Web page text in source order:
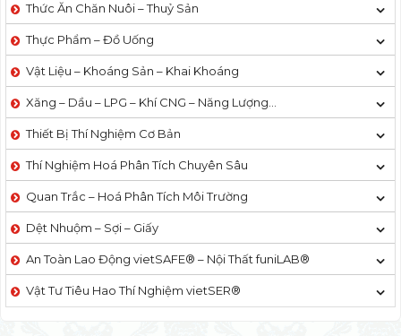
Thức Ăn Chăn Nuôi – Thuỷ Sản
Thực Phẩm – Đồ Uống
Vật Liệu – Khoáng Sản – Khai Khoáng
Xăng – Dầu – LPG – Khí CNG – Năng Lượng…
Thiết Bị Thí Nghiệm Cơ Bản
Thí Nghiệm Hoá Phân Tích Chuyên Sâu
Quan Trắc – Hoá Phân Tích Môi Trường
Dệt Nhuộm – Sợi – Giấy
An Toàn Lao Động vietSAFE® – Nội Thất funiLAB®
Vật Tư Tiêu Hao Thí Nghiệm vietSER®